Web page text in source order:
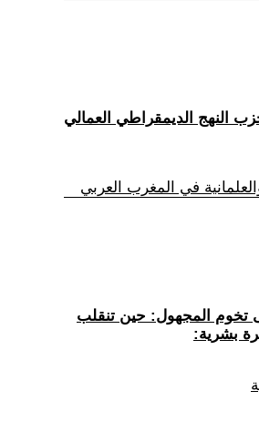
النهج الديمقراطي العمالي
في المغرب العربي
على تخوم المجهول: حين تنقلب
بشرية: